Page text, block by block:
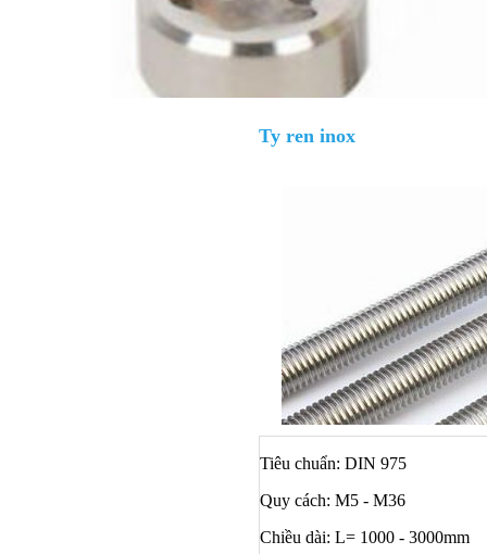
Ty ren inox
Tiêu chuẩn: DIN 975
Quy cách: M5 - M36
Chiều dài: L= 1000 - 3000mm